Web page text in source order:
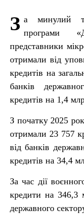
З а минулий
програми
представники
отримали від
кредитів на
банків
кредитів на 1,4
З початку 2025
отримали 23 757
від банків
кредитів на 34,4
За час дії
кредити на 346,3
державного